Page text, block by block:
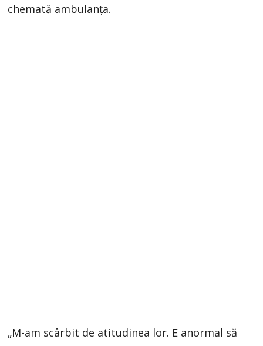
chemată ambulanța.
„M-am scârbit de atitudinea lor. E anormal să